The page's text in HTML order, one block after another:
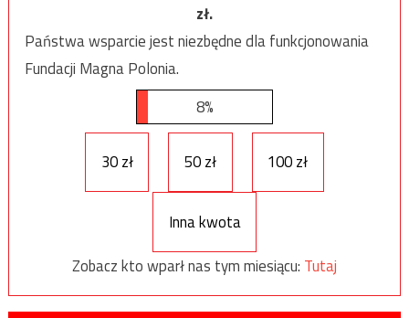
zł.
Państwa wsparcie jest niezbędne dla funkcjonowania
Fundacji Magna Polonia.
8%
30 zł 50 zł 100 zł
Inna kwota
Zobacz kto wparł nas tym miesiącu: Tutaj